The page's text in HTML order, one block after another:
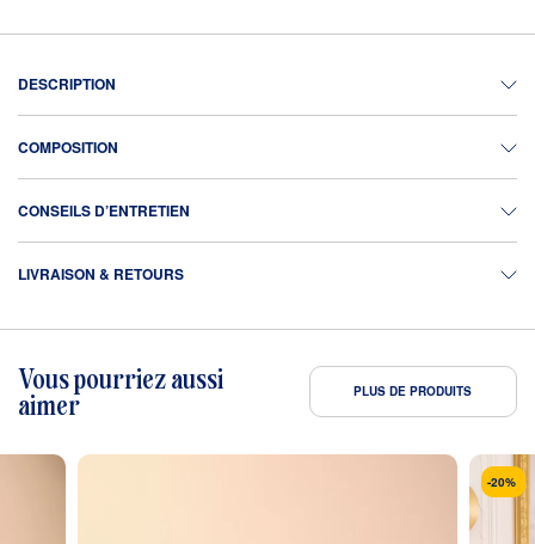
DESCRIPTION
COMPOSITION
CONSEILS D’ENTRETIEN
LIVRAISON & RETOURS
Vous pourriez aussi
aimer
PLUS DE PRODUITS
-20%